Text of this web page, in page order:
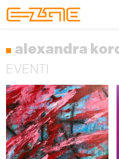
alexandra
EVENTI